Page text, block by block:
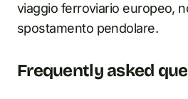
viaggio ferroviario europeo,
spostamento pendolare.
Frequently asked